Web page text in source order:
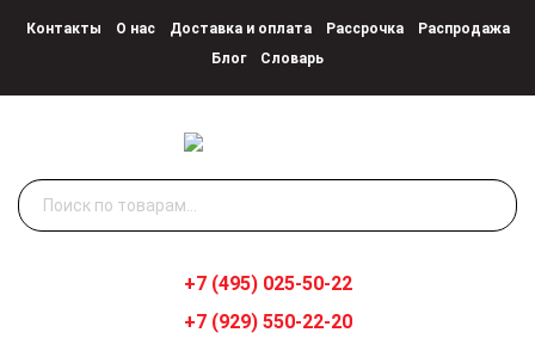
Контакты О нас Доставка и оплата Рассрочка
Распродажа
Блог
Словарь
Искать:
+7 (495) 025-50-22
+7 (929) 550-22-20